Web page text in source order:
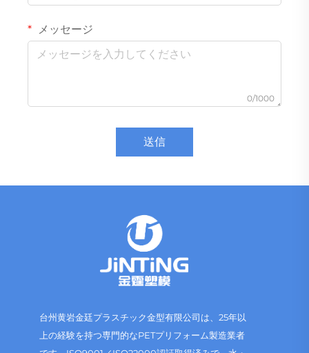
メッセージ
0/1000
送信
台州黄岩金廷プラスチック金型有限公司は、25年以
上の経験を持つ専門的なPETプリフォーム製造業者